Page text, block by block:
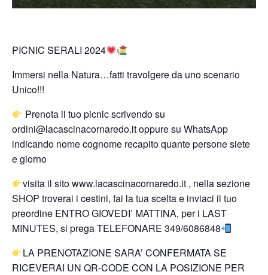
PICNIC SERALI 2024
Immersi nella Natura…fatti travolgere da uno scenario
Unico!!!
Prenota il tuo picnic scrivendo su
ordini@lacascinacornaredo.it oppure su WhatsApp
indicando nome cognome recapito quante persone siete
e giorno
visita il sito www.lacascinacornaredo.it , nella sezione
SHOP troverai i cestini, fai la tua scelta e inviaci il tuo
preordine ENTRO GIOVEDI’ MATTINA, per i LAST
MINUTES, si prega TELEFONARE 349/6086848
LA PRENOTAZIONE SARA’ CONFERMATA SE
RICEVERAI UN QR-CODE CON LA POSIZIONE PER